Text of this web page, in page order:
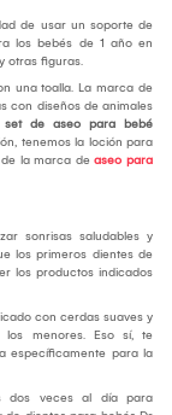
de usar un soporte de
los bebés de 1 año en
otras figuras.
una toalla. La marca de
con diseños de animales
set de aseo para bebé
tenemos la loción para
la marca de aseo para
sonrisas saludables y
los primeros dientes de
los productos indicados
con cerdas suaves y
menores. Eso sí, te
específicamente para la
dos veces al día para